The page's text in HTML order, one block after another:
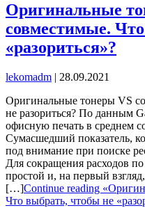
Оригинальные
совместимые.
«разориться»?
lekomadm | 28.09.2021
Оригинальные тонеры VS
не разориться? По данным
офисную печать в среднем
Сумасшедший показатель,
под внимание при поиске
Для сокращения расходов
простой и, на первый
[…]Continue reading
Что выбрать, чтобы не